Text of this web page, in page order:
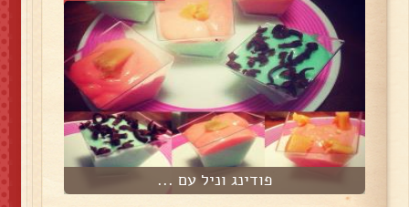
פודינג וניל עם ...